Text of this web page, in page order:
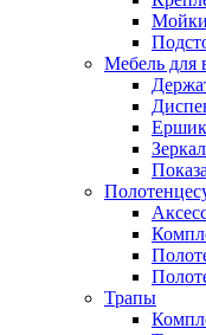
Мойки
Мебель для
Трапы